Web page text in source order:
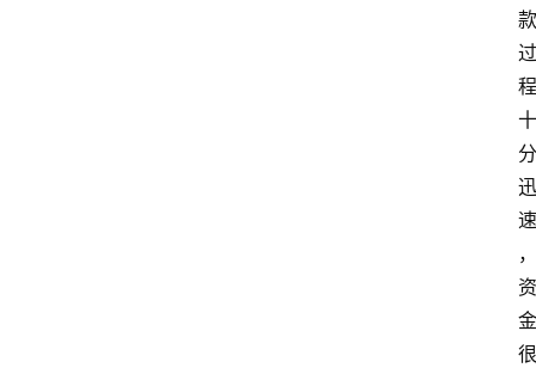
款
过
程
十
分
迅
速
，
资
金
很